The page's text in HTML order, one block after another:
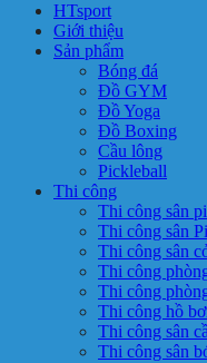
HTsport
Giới thiệu
Sản phẩm
Bóng đá
Đồ GYM
Đồ Yoga
Đồ Boxing
Cầu lông
Pickleball
Thi công
Thi công sân
Thi công sân
Thi công sân
Thi công
Thi công
Thi công hồ
Thi công sân
Thi công sân